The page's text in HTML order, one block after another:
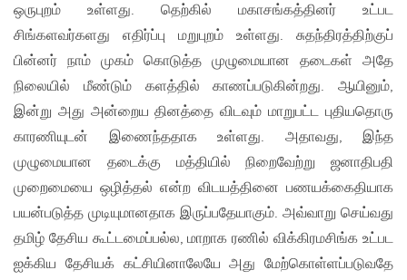
ஒருபுறம் உள்ளது. தெற்கில் மகாசங்கத்தினர் உட்பட
சிங்களவர்களது எதிர்ப்பு மறுபுறம் உள்ளது. சுதந்திரத்திற்குப்
பின்னர் நாம் முகம் கொடுத்த முழுமையான தடைகள் அதே
நிலையில் மீண்டும் களத்தில் காணப்படுகின்றது. ஆயினும்,
இன்று அது அன்றைய தினத்தை விடவும் மாறுபட்ட புதியதொரு
காரணியுடன் இணைந்ததாக உள்ளது. அதாவது, இந்த
முழுமையான தடைக்கு மத்தியில் நிறைவேற்று ஜனாதிபதி
முறைமையை ஒழித்தல் என்ற விடயத்தினை பணயக்கைதியாக
பயன்படுத்த முடியுமானதாக இருப்பதேயாகும். அவ்வாறு செய்வது
தமிழ் தேசிய கூட்டமைப்பல்ல, மாறாக ரணில் விக்கிரமசிங்க உட்பட
ஐக்கிய தேசியக் கட்சியினாலேயே அது மேற்கொள்ளப்படுவதே